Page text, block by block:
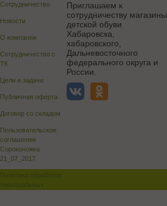
Сотрудничество
Новости
О компании
Сотрудничество с
ТК
Цели и задачи
Публичная оферта
Договор со складом
Пользовательское
соглашение
Сороконожка
21_07_2017
Приглашаем к
сотрудничеству магазины
детской обуви
Хабаровска,
хабаровского,
Дальневосточного
федерального округа и
России.